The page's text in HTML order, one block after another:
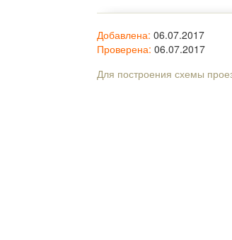
Добавлена: 06.07.2017
Проверена: 06.07.2017
Для построения схемы